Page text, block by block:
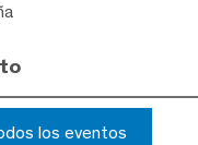
los eventos